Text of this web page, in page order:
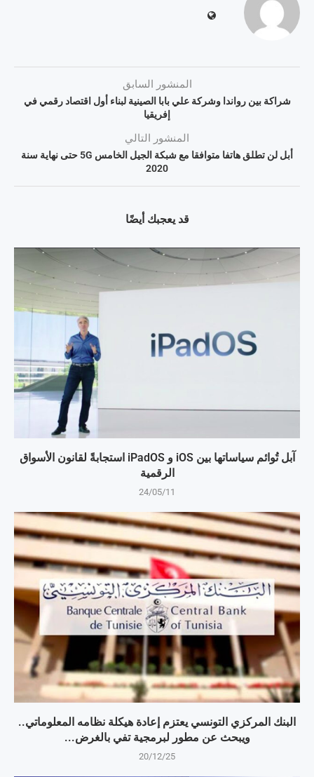
المنشور السابق
شراكة بين رواندا وشركة علي بابا الصينية لبناء أول اقتصاد رقمي في
إفريقيا
المنشور التالي
أبل لن تطلق هاتفا متوافقا مع شبكة الجيل الخامس 5G حتى نهاية سنة
2020
قد يعجبك أيضًا
آبل تُوائم سياساتها بين iOS و iPadOS استجابةً لقانون الأسواق
الرقمية
24/05/11
البنك المركزي التونسي يعتزم إعادة هيكلة نظامه المعلوماتي..
ويبحث عن مطور لبرمجية تفي بالغرض...
20/12/25